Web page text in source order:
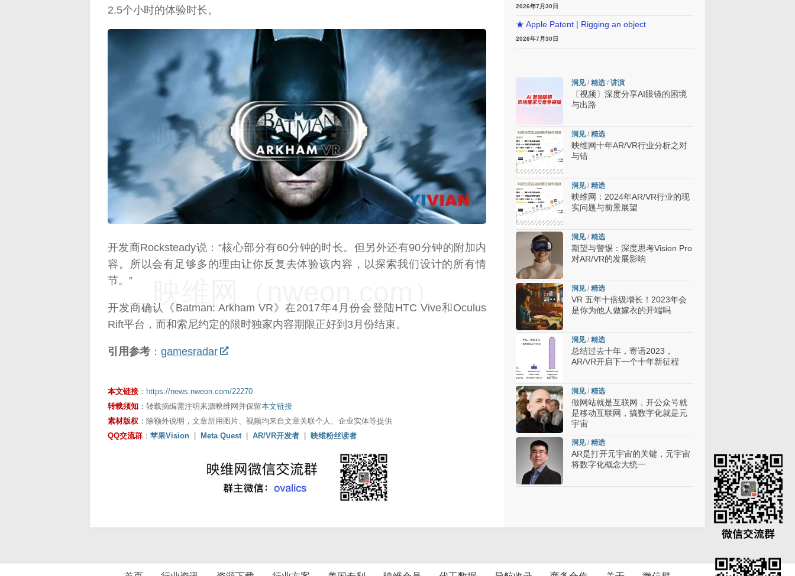
2.5个小时的体验时长。
开发商Rocksteady说：“核心部分有60分钟的时长。但另外还有90分钟的附加内
容。所以会有足够多的理由让你反复去体验该内容，以探索我们设计的所有情
节。”
开发商确认《Batman: Arkham VR》在2017年4月份会登陆HTC Vive和Oculus
Rift平台，而和索尼约定的限时独家内容期限正好到3月份结束。
引用参考 ： gamesradar
映维网（nweon.com）
本文链接 ： https://news.nweon.com/22270
转载须知 ：转载摘编需注明来源映维网并保留本文链接
素材版权 ：除额外说明，文章所用图片、视频均来自文章关联个人、企业实体等提供
QQ交流群 ： 苹果Vision | Meta Quest | AR/VR开发者 | 映维粉丝读者
2026年7月30日
★ Apple Patent | Rigging an object
2026年7月30日
洞见/ 精选 / 讲演
〔视频〕深度分享AI眼镜的困境
与出路
洞见/ 精选
映维网十年AR/VR行业分析之对
与错
洞见/ 精选
映维网：2024年AR/VR行业的现
实问题与前景展望
洞见/ 精选
期望与警惕：深度思考Vision Pro
对AR/VR的发展影响
洞见/ 精选
VR 五年十倍级增长！2023年会
是你为他人做嫁衣的开端吗
洞见/ 精选
总结过去十年，寄语2023，
AR/VR开启下一个十年新征程
洞见/ 精选
做网站就是互联网，开公众号就
是移动互联网，搞数字化就是元
宇宙
洞见/ 精选
AR是打开元宇宙的关键，元宇宙
将数字化概念大统一